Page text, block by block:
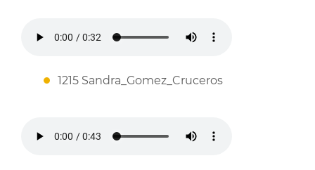
1215 Sandra_Gomez_Cruceros